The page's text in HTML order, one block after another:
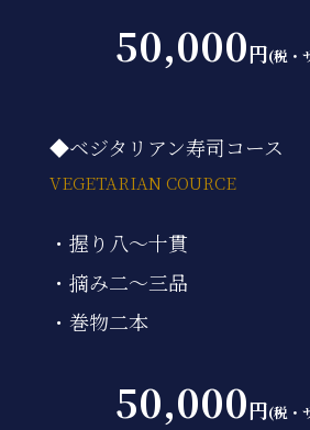
50,000円(税・
◆ベジタリアン寿司コース
VEGETARIAN COURCE
・握り八～十貫
・摘み二～三品
・巻物二本
50,000円(税・